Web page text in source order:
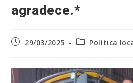
agradece.*
Post29/03/2025
Categoria
Política